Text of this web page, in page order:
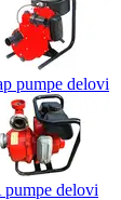
pumpe delovi
delovi